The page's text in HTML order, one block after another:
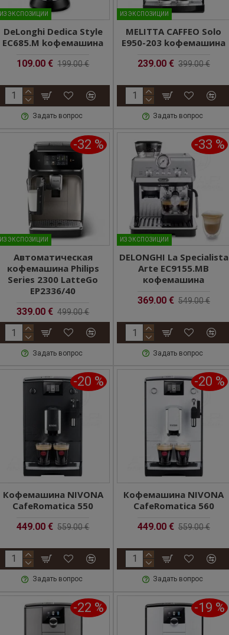
ИЗ ЭКСПОЗИЦИИ
DeLonghi Dedica Style
EC685.M kофемашина
109.00 € 199.00 €
Задать вопрос
ИЗ ЭКСПОЗИЦИИ
MELITTA CAFFEO Solo
E950-203 kофемашина
239.00 € 399.00 €
Задать вопрос
ИЗ ЭКСПОЗИЦИИ
-32 %
Автоматическая
кофемашина Philips
Series 2300 LatteGo
EP2336/40
339.00 € 499.00 €
Задать вопрос
ИЗ ЭКСПОЗИЦИИ
-33 %
DELONGHI La Specialista
Arte EC9155.MB
кофемашина
369.00 € 549.00 €
Задать вопрос
-20 %
Кофемашина NIVONA
CafeRomatica 550
449.00 € 559.00 €
Задать вопрос
-20 %
Кофемашина NIVONA
CafeRomatica 560
449.00 € 559.00 €
Задать вопрос
-22 % -19 %